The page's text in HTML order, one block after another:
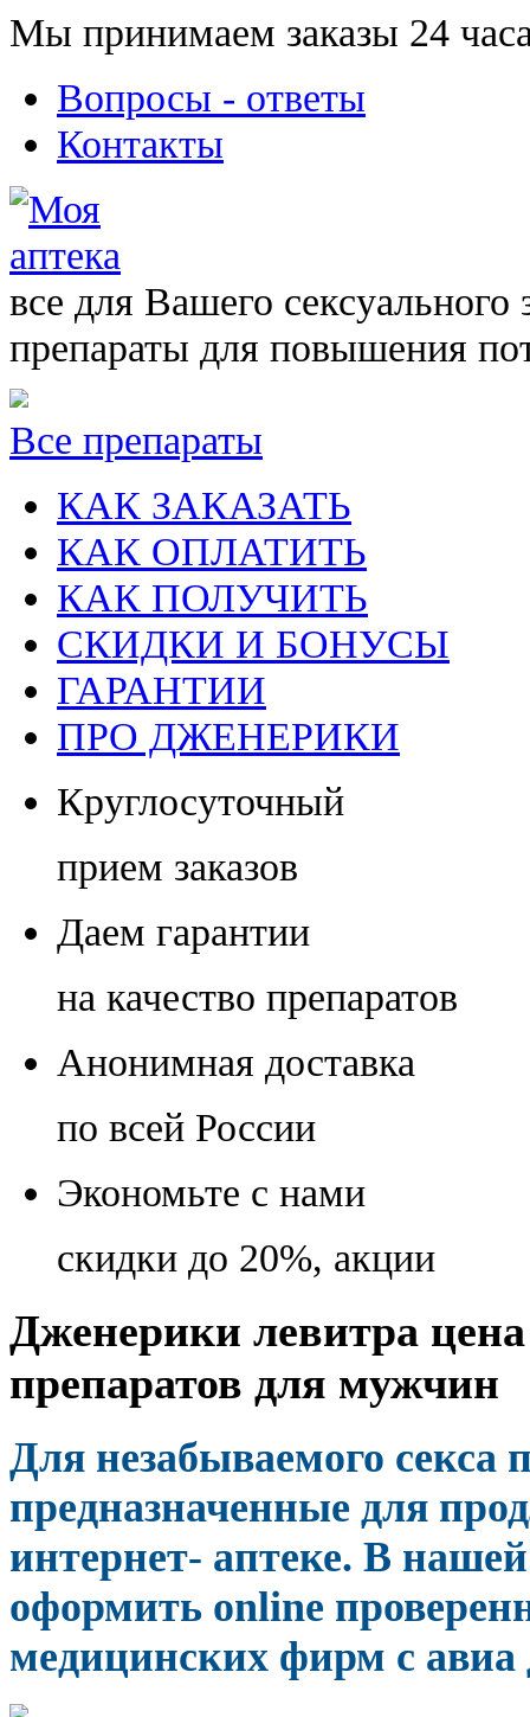
Мы принимаем заказы 24
Вопросы - ответы
Контакты
все для Вашего сексуального
препараты для повышения
Все препараты
КАК ЗАКАЗАТЬ
КАК ОПЛАТИТЬ
КАК ПОЛУЧИТЬ
СКИДКИ И БОНУСЫ
ГАРАНТИИ
ПРО ДЖЕНЕРИКИ
Круглосуточный
прием заказов
Даем гарантии
на качество препаратов
Анонимная доставка
по всей России
Экономьте с нами
скидки до 20%, акции
Дженерики левитра
препаратов для мужчин
Для незабываемого секса
предназначенные для
интернет- аптеке. В
оформить online
медицинских фирм с авиа